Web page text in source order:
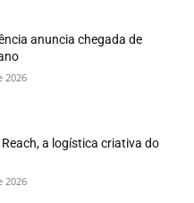
anuncia chegada de
2026
Reach, a logística criativa do
2026